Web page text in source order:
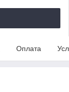
Оплата